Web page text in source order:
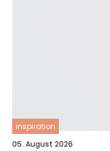
inspiration
05. August 2026